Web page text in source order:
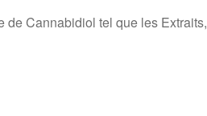
Cannabidiol tel que les